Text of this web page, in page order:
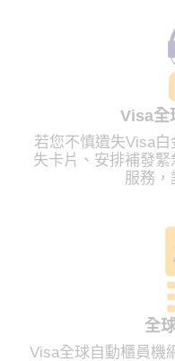
Visa全
若您不慎遺失Visa
失卡片、安排補發
服務，
全
Visa全球自動櫃員機